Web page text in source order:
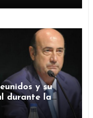
y su
durante la